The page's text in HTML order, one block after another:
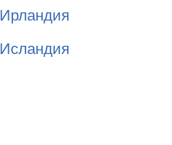
Ирландия
Исландия